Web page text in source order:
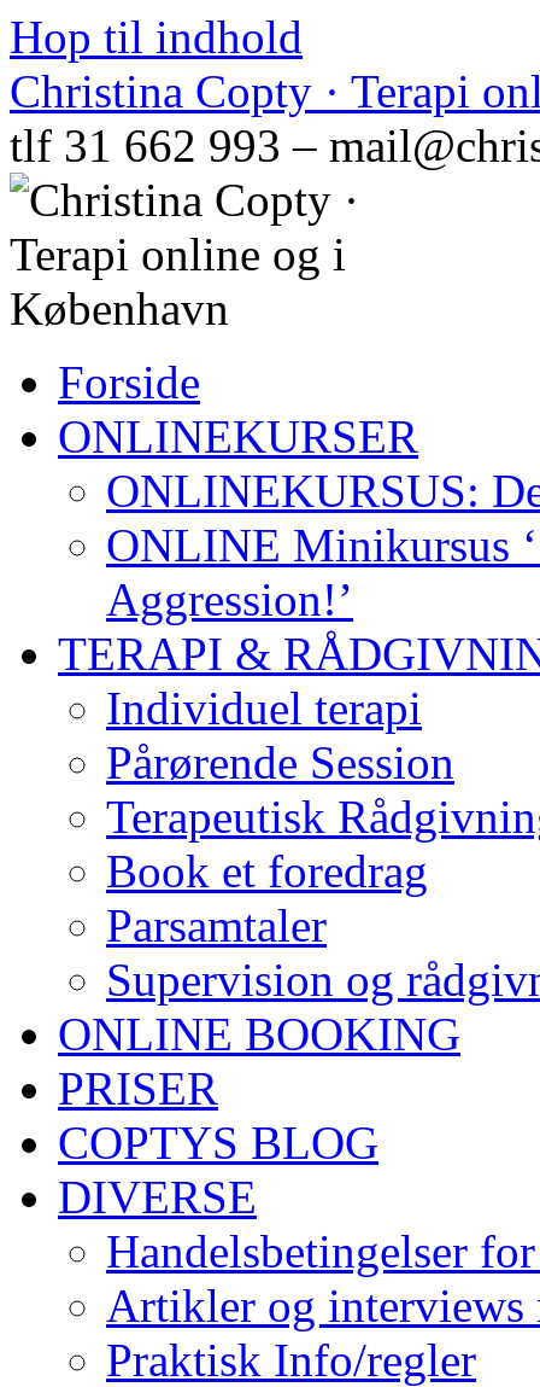
Hop til indhold
Christina Copty · Terapi
tlf 31 662 993 –
Forside
ONLINEKURSER
ONLINEKURSUS:
ONLINE Minikursus
Aggression!’
TERAPI &
Individuel terapi
Pårørende Session
Terapeutisk
Book et foredrag
Parsamtaler
Supervision og
ONLINE BOOKING
PRISER
COPTYS BLOG
DIVERSE
Handelsbetingelser
Artikler og interviews
Praktisk Info/regler